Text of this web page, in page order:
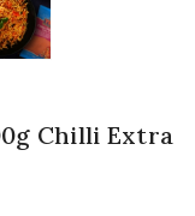
Chilli Extra